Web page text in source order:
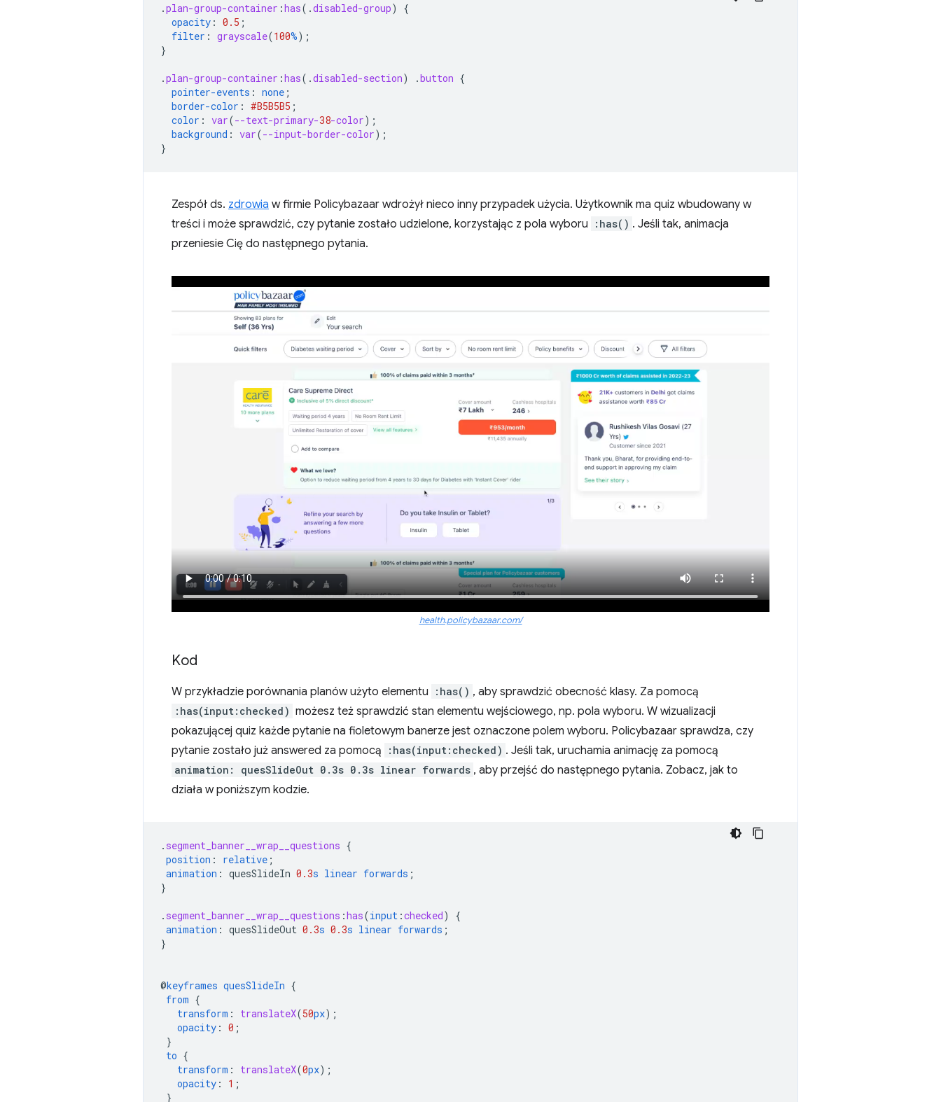
.plan-group-container :has( .disabled-group)
{
opacity : 0.5 ;
filter : grayscale(100%);
}
.plan-group-container :has( .disabled-section) .button {
pointer-events : none ;
border-color : #B5B5B5 ;
color : var(--text-primary-38-color);
background : var(--input-border-color);
}
Zespół ds. zdrowia w firmie Policybazaar wdrożył nieco inny przypadek użycia. Użytkownik ma quiz wbudowany w
treści i może sprawdzić, czy pytanie zostało udzielone, korzystając z pola wyboru
:has() . Jeśli tak, animacja
przeniesie Cię do następnego pytania.
health.policybazaar.com/
Kod
W przykładzie porównania planów użyto elementu :has() , aby sprawdzić obecność klasy. Za pomocą
:has(input:checked) możesz też sprawdzić stan elementu wejściowego, np. pola wyboru. W wizualizacji
pokazującej quiz każde pytanie na fioletowym banerze jest oznaczone polem wyboru. Policybazaar sprawdza, czy
pytanie zostało już answered za pomocą
:has(input:checked) . Jeśli tak, uruchamia animację za pomocą
animation: quesSlideOut 0.3s 0.3s linear forwards , aby przejść do następnego pytania. Zobacz, jak to
działa w poniższym kodzie.
. segment_banner__wrap__questions {
position : relative ;
animation : quesSlideIn 0.3s linear forwards ;
}
. segment_banner__wrap__questions :has(input :checked)
{
animation : quesSlideOut 0.3s 0.3s linear forwards ;
}
@keyframes quesSlideIn {
from {
transform : translateX(50px);
opacity : 0 ;
}
to {
transform : translateX(0px);
opacity : 1 ;
}